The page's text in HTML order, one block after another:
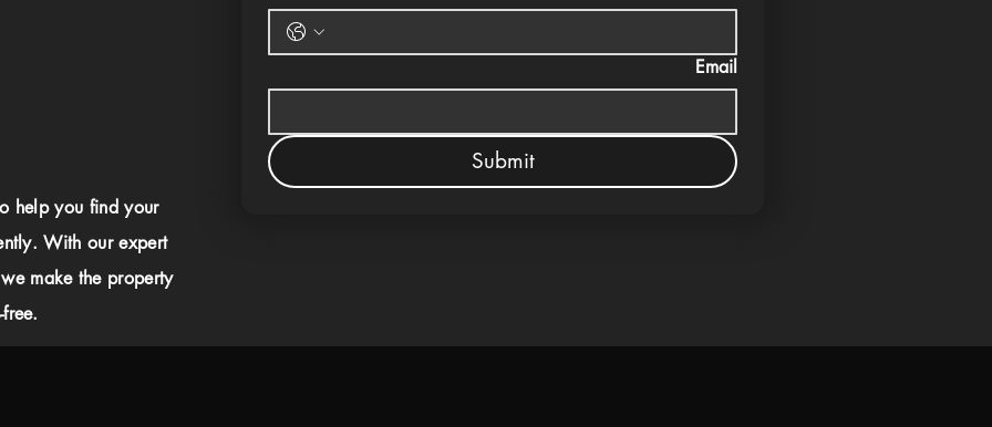
help you find your
With our expert
make the property
Email
Submit